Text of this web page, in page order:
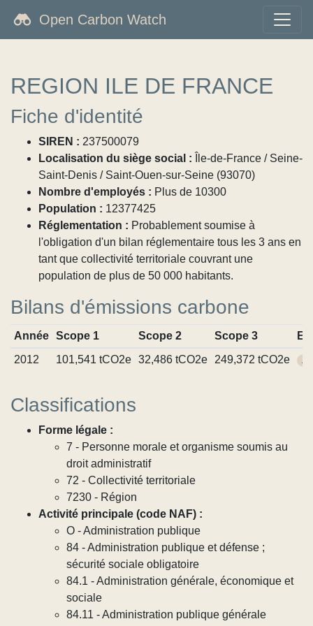
Open Carbon Watch
REGION ILE DE FRANCE
Fiche d'identité
SIREN : 237500079
Localisation du siège social : Île-de-France / Seine-
Saint-Denis / Saint-Ouen-sur-Seine (93070)
Nombre d'employés : Plus de 10300
Population : 12377425
Réglementation : Probablement soumise à
l'obligation d'un bilan réglementaire tous les 3 ans en
tant que collectivité territoriale couvrant une
population de plus de 50 000 habitants.
Bilans d'émissions carbone
Année Scope 1 Scope 2 Scope 3
2012
101,541 tCO2e 32,486 tCO2e 249,372 tCO2e
Classifications
Forme légale :
7 - Personne morale et organisme soumis au
droit administratif
72 - Collectivité territoriale
7230 - Région
Activité principale (code NAF) :
O - Administration publique
84 - Administration publique et défense ;
sécurité sociale obligatoire
84.1 - Administration générale, économique et
sociale
84.11 - Administration publique générale